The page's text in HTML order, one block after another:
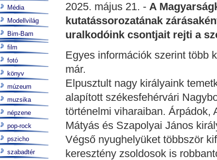
2025. május 21. - A
kutatássorozatának
uralkodóink csontjait rejti a
Egyes információk szerint több
már.
Elpusztult nagy királyaink
alapított székesfehérvári
történelmi viharaiban. Árpádok,
Mátyás és Szapolyai János
Végső nyughelyüket többször
keresztény zsoldosok is
Média
Modellvilág
Bim-Bam
film
fotó
könyv
múzeum
muzsika
népzene
pop-rock
pszicho
szabadtér